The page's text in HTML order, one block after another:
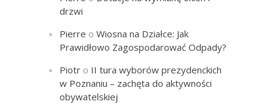
drzwi
Pierre oWiosna na Działce: Jak
Prawidłowo Zagospodarować Odpady?
Piotr o II tura wyborów prezydenckich
w Poznaniu – zachęta do aktywności
obywatelskiej